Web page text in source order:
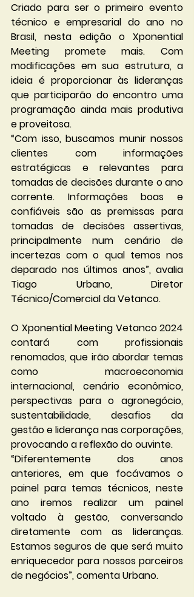
Criado para ser o primeiro evento
técnico e empresarial do ano no
Brasil, nesta edição o Xponential
Meeting promete mais. Com
modificações em sua estrutura, a
ideia é proporcionar às lideranças
que participarão do encontro uma
programação ainda mais produtiva
e proveitosa.
“Com isso, buscamos munir nossos
clientes com informações
estratégicas e relevantes para
tomadas de decisões durante o ano
corrente. Informações boas e
confiáveis são as premissas para
tomadas de decisões assertivas,
principalmente num cenário de
incertezas com o qual temos nos
deparado nos últimos anos”, avalia
Tiago Urbano, Diretor
Técnico/Comercial da Vetanco.
O Xponential Meeting Vetanco 2024
contará com profissionais
renomados, que irão abordar temas
como macroeconomia
internacional, cenário econômico,
perspectivas para o agronegócio,
sustentabilidade, desafios da
gestão e liderança nas corporações,
provocando a reflexão do ouvinte.
“Diferentemente dos anos
anteriores, em que focávamos o
painel para temas técnicos, neste
ano iremos realizar um painel
voltado à gestão, conversando
diretamente com as lideranças.
Estamos seguros de que será muito
enriquecedor para nossos parceiros
de negócios”, comenta Urbano.